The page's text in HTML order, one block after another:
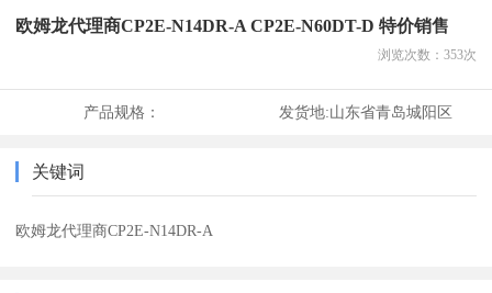
欧姆龙代理商CP2E-N14DR-A CP2E-N60DT-D 特价销售
浏览次数： 353次
产品规格： 发货地:山东省青岛城阳区
关键词
欧姆龙代理商CP2E-N14DR-A